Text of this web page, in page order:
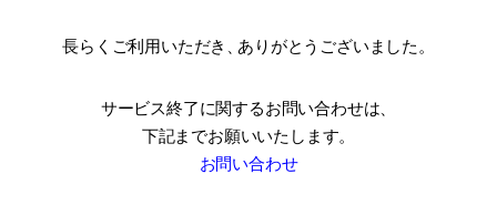
長らくご利用いただき ありがとうございました。
サービス終了に関するお問い合わせは、
下記までお願いいたします。
お問い合わせ